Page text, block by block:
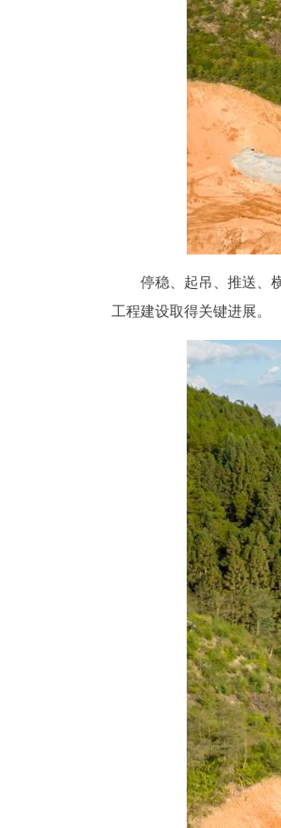
停稳、起吊、推送、
工程建设取得关键进展。